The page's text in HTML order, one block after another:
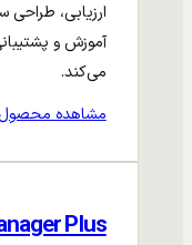
ارزیابی، طراحی
می‌کند.
مشاهده
Plus